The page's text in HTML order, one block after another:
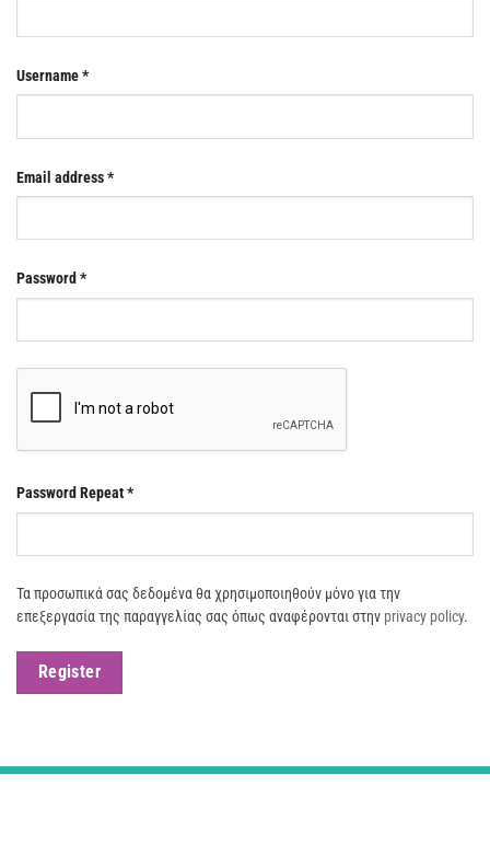
Username*
Email address*
Password*
Password Repeat*
Τα προσωπικά σας δεδομένα θα χρησιμοποιηθούν μόνο για την
επεξεργασία της παραγγελίας σας όπως αναφέρονται στην privacy policy.
Register